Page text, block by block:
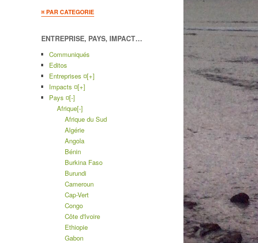
¤ PAR CATEGORIE
ENTREPRISE, PAYS, IMPACT…
Communiqués
Editos
Entreprises ¤[+]
Impacts ¤[+]
Pays ¤[-]
Afrique[-]
Afrique du Sud
Algérie
Angola
Bénin
Burkina Faso
Burundi
Cameroun
Cap-Vert
Congo
Côte d'Ivoire
Ethiopie
Gabon